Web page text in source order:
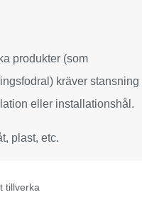
produkter (som
kräver stansning
eller installationshål.
plast, etc.
tillverka